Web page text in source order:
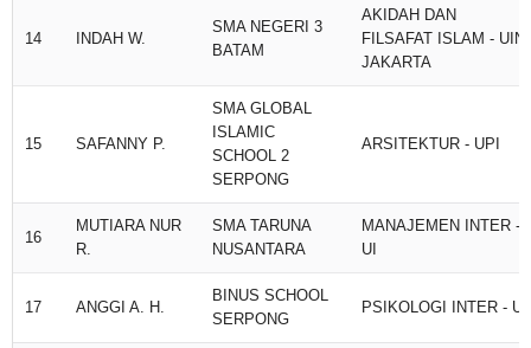
14 INDAH W.
SMA NEGERI 3
BATAM
AKIDAH DAN
FILSAFAT ISLAM - UIN
JAKARTA
15 SAFANNY P.
SMA GLOBAL
ISLAMIC
SCHOOL 2
SERPONG
ARSITEKTUR - UPI
16
MUTIARA NUR
R.
SMA TARUNA
NUSANTARA
MANAJEMEN INTER -
UI
17 ANGGI A. H.
BINUS SCHOOL
SERPONG
PSIKOLOGI INTER - UI